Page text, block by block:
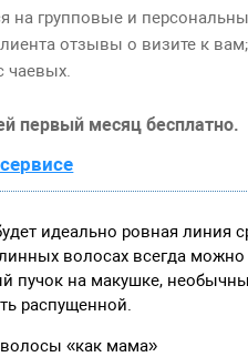
на групповые и
отзывы о визите к вам;
чаевых.
первый месяц бесплатно.
идеально ровная
волосах всегда
пучок на макушке,
распущенной.
волосы «как мама»